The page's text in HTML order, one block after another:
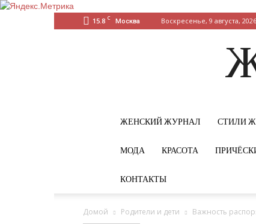
15.8 C Москва Воскресенье, 9 августа, 2026
ЖЕНСКИЙ ЖУРНАЛ СТИЛИ
МОДА КРАСОТА
КОНТАКТЫ
Домой Родители и дети Важность